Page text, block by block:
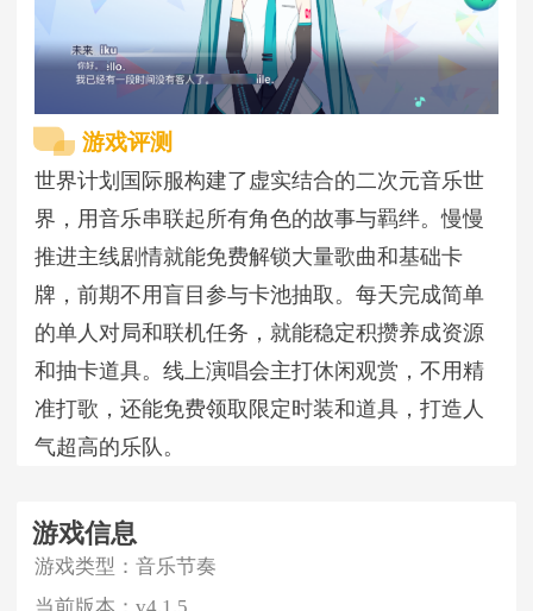
游戏评测
世界计划国际服构建了虚实结合的二次元音乐世
界，用音乐串联起所有角色的故事与羁绊。慢慢
推进主线剧情就能免费解锁大量歌曲和基础卡
牌，前期不用盲目参与卡池抽取。每天完成简单
的单人对局和联机任务，就能稳定积攒养成资源
和抽卡道具。线上演唱会主打休闲观赏，不用精
准打歌，还能免费领取限定时装和道具，打造人
气超高的乐队。
游戏信息
游戏类型：音乐节奏